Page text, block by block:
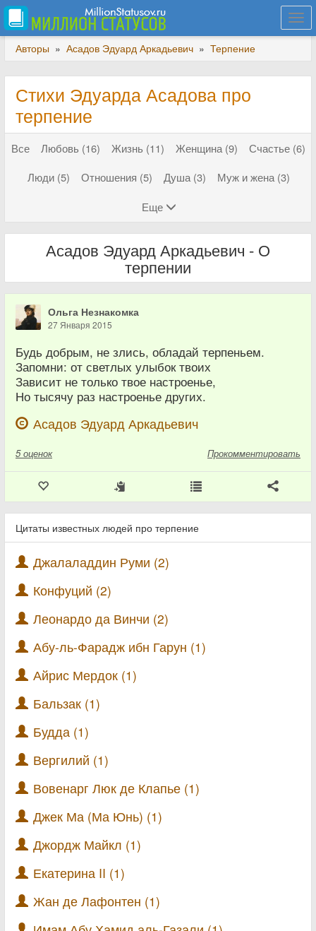
Авторы » Асадов Эдуард Аркадьевич » Терпение
Стихи Эдуарда Асадова про
терпение
Все Любовь (16) Жизнь (11) Женщина (9)
Счастье (6)
Люди (5)
Отношения (5) Душа (3)
Муж и жена (3)
Еще
Асадов Эдуард Аркадьевич - О
терпении
Ольга Незнакомка
27 Января 2015
Будь добрым, не злись, обладай терпеньем.
Запомни: от светлых улыбок твоих
Зависит не только твое настроенье,
Но тысячу раз настроенье других.
Асадов Эдуард Аркадьевич
5 оценок Прокомментировать
Цитаты известных людей про терпение
Джалаладдин Руми (2)
Конфуций (2)
Леонардо да Винчи (2)
Абу-ль-Фарадж ибн Гарун (1)
Айрис Мердок (1)
Бальзак (1)
Будда (1)
Вергилий (1)
Вовенарг Люк де Клапье (1)
Джек Ма (Ма Юнь) (1)
Джордж Майкл (1)
Екатерина II (1)
Жан де Лафонтен (1)